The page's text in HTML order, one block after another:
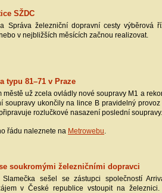
SŽDC
Správa železniční dopravní cesty výběrová
v nejbližších měsících začnou realizovat.
typu 81–71 v Praze
městě už zcela ovládly nové soupravy M1 a
soupravy ukončily na lince B pravidelný
rozlučkové nasazení poslední soupravy.
řádu naleznete na Metrowebu.
soukromými železničními dopravci
sešel se zástupci společností
v České republice vstoupit na